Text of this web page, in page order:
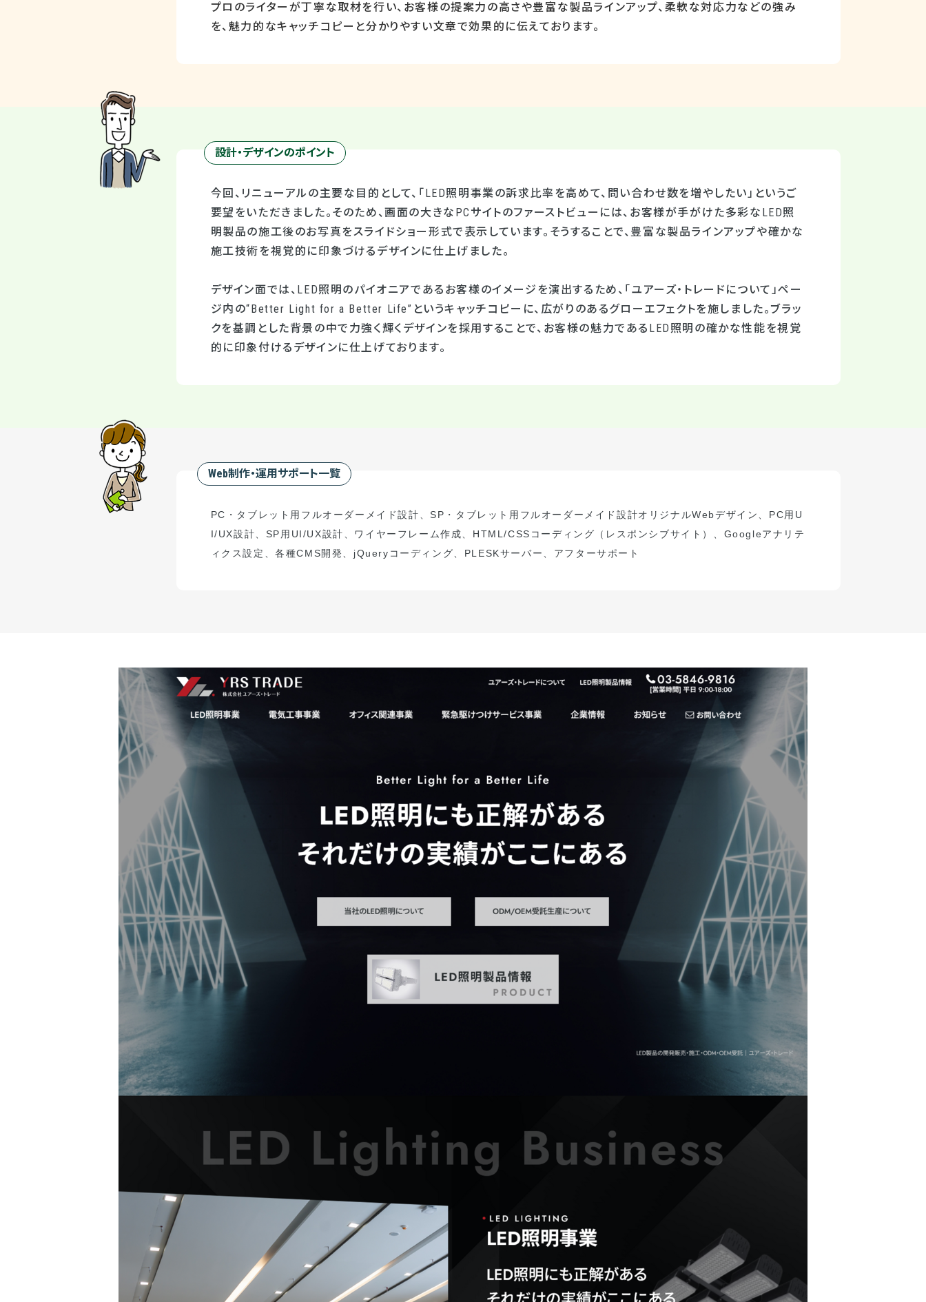
プロのライターが丁寧な取材を行い、お客様の提案力の高さや豊富な製品ラインアップ、柔軟な対応力などの強み
を、魅力的なキャッチコピーと分かりやすい文章で効果的に伝えております。
設計・デザインのポイント
今回、リニューアルの主要な目的として、「LED照明事業の訴求比率を高めて、問い合わせ数を増やしたい」というご
要望をいただきました。そのため、画面の大きなPCサイトのファーストビューには、お客様が手がけた多彩なLED照
明製品の施工後のお写真をスライドショー形式で表示しています。そうすることで、豊富な製品ラインアップや確かな
施工技術を視覚的に印象づけるデザインに仕上げました。
デザイン面では、LED照明のパイオニアであるお客様のイメージを演出するため、「ユアーズ・トレードについて」ペー
ジ内の“Better Light for a Better Life”というキャッチコピーに、広がりのあるグローエフェクトを施しました。ブラッ
クを基調とした背景の中で力強く輝くデザインを採用することで、お客様の魅力であるLED照明の確かな性能を視覚
的に印象付けるデザインに仕上げております。
Web制作・運用サポート一覧
PC ・タブレット用フルオーダーメイド設計 、SP ・タブレット用フルオーダーメイド設計オリジナルWebデザイン、 PC用 U
I/UX設計、 SP 用 UI/UX設計、ワイヤーフレーム作成、 HTML/CSS コーディング（ レスポンシブサイト） Googleアナリテ
ィクス設定、各種CMS開発、 jQuery コーディング、 PLESKサーバー、アフターサポート